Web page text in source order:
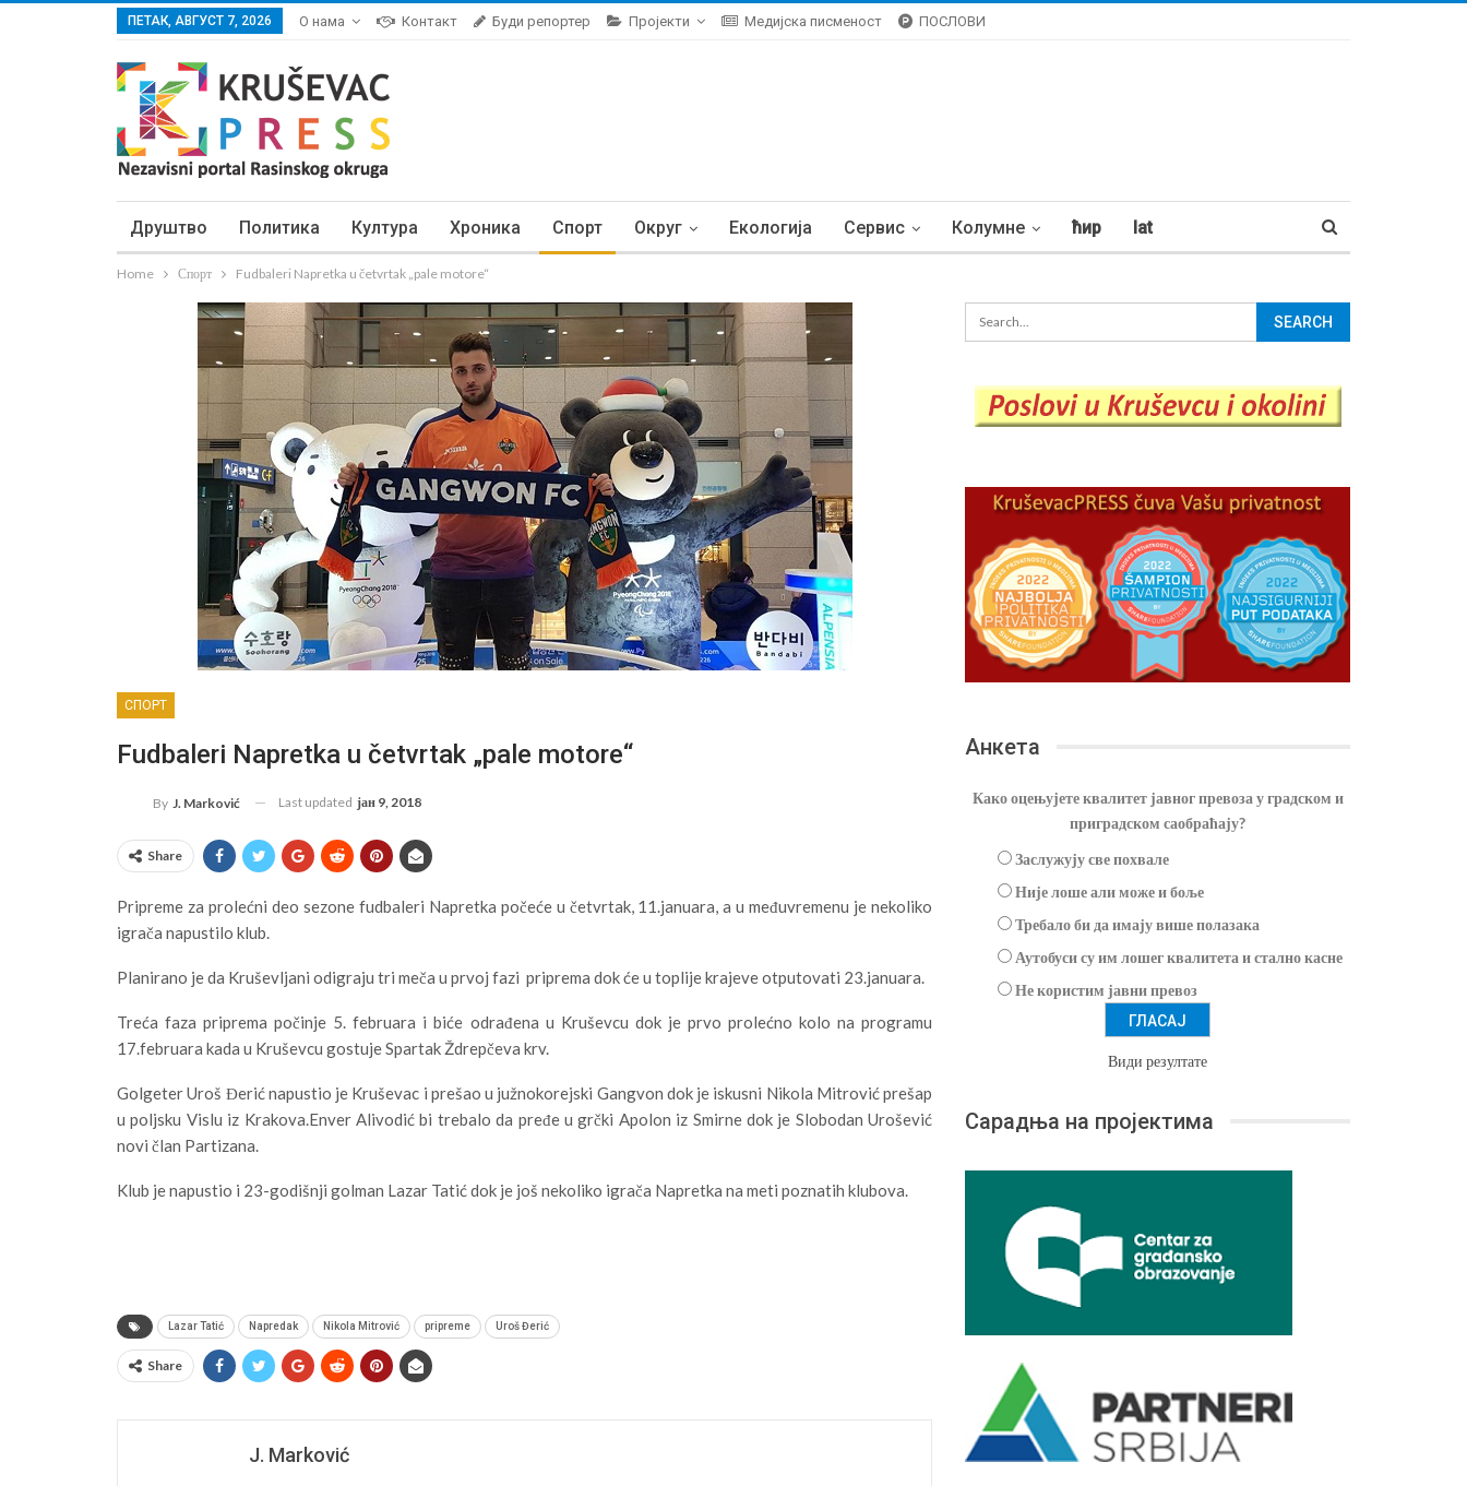
ПЕТАК, АВГУСТ 7, 2026 О нама Контакт Буди репортер Пројекти Медијска писменост ПОСЛОВИ
Друштво Политика Култура Хроника Спорт Округ Екологија Сервис Колумне ћир lat
Home Спорт Fudbaleri Napretka u četvrtak „pale motore“
СПОРТ
Fudbaleri Napretka u četvrtak „pale motore“
By J. Marković Last updated јан 9, 2018
Share
Pripreme za prolećni deo sezone fudbaleri Napretka počeće u četvrtak, 11.januara, a u međuvremenu je nekoliko
igrača napustilo klub.
Planirano je da Kruševljani odigraju tri meča u prvoj fazi priprema dok će u toplije krajeve otputovati 23.januara.
Treća faza priprema počinje 5. februara i biće odrađena u Kruševcu dok je prvo prolećno kolo na programu
17.februara kada u Kruševcu gostuje Spartak Ždrepčeva krv.
Golgeter Uroš Đerić napustio je Kruševac i prešao u južnokorejski Gangvon dok je iskusni Nikola Mitrović prešap
u poljsku Vislu iz Krakova.Enver Alivodić bi trebalo da pređe u grčki Apolon iz Smirne dok je Slobodan Urošević
novi član Partizana.
Klub je napustio i 23-godišnji golman Lazar Tatić dok je još nekoliko igrača Napretka na meti poznatih klubova.
Lazar Tatić Napredak Nikola Mitrović pripreme Uroš Đerić
Share
J. Marković
Анкета
Како оцењујете квалитет јавног превоза у градском и
приградском саобраћају?
Заслужују све похвале
Није лоше али може и боље
Требало би да имају више полазака
Аутобуси су им лошег квалитета и стално касне
Не користим јавни превоз
Види резултате
Сарадња на пројектима